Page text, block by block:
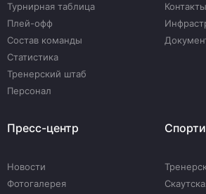
Турнирная таблица
Плей-офф
Состав команды
Статистика
Тренерский штаб
Персонал
Контакты
Пресс-центр
Новости
Фотогалерея